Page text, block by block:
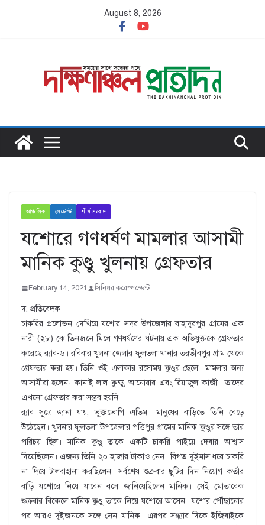
August 8, 2026
আঞ্চলিক লেটেস্ট শীর্ষ সংবাদ
যশোরে গণধর্ষণ মামলার আসামী
মানিক কুণ্ডু খুলনায় গ্রেফতার
February 14, 2021 সিনিয়র করেস্পন্ডেন্ট
দ. প্রতিবেদক
চাকরির প্রলোভন দেখিয়ে যশোর সদর উপজেলার বাহাদুরপুর গ্রামের এক
নারী (২৮) কে তিনজনে মিলে গণধর্ষণের ঘটনায় এক অভিযুক্তকে গ্রেফতার
করেছে র‌্যাব-৬। রবিবার খুলনা জেলার ফুলতলা থানার তরতীবপুর গ্রাম থেকে
গ্রেফতার করা হয়। তিনি ওই এলাকার রসোময় কুণ্ডুর ছেলে। মামলার অন্য
আসামীরা হলেন- কানাই লাল কুন্ডু, আনোয়ার এবং রিয়াজুল কাজী। তাদের
এখনো গ্রেফতার করা সম্ভব হয়নি।
র‌্যাব সূত্রে জানা যায়, ভুক্তভোগি এতিম। মানুষের বাড়িতে তিনি বেড়ে
উঠেছেন। খুলনার ফুলতলা উপজেলার পত্তিপুর গ্রামের মানিক কুণ্ডুর সঙ্গে তার
পরিচয় ছিল। মানিক কুণ্ডু তাকে একটি চাকরি পাইয়ে দেবার আশ্বাস
দিয়েছিলেন। এজন্য তিনি ২০ হাজার টাকাও নেন। বিগত দুইমাস ধরে চাকরি
না দিয়ে টালবাহানা করছিলেন। সর্বশেষ শুক্রবার ছুটির দিন নিয়োগ কর্তার
বাড়ি যশোরে নিয়ে যাবেন বলে জানিয়েছিলেন মানিক। সেই মোতাবেক
শুক্রবার বিকেলে মানিক কুণ্ডু তাকে নিয়ে যশোরে আসেন। যশোর পৌঁছানোর
পর আরও দুইজনকে সঙ্গে নেন মানিক। এরপর সন্ধ্যার দিকে ইজিবাইকে